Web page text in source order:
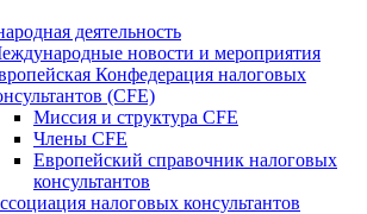
деятельность
новости и мероприятия
Конфедерация налоговых
(CFE)
Миссия и структура CFE
Члены CFE
Европейский справочник налоговых
консультантов
налоговых консультантов